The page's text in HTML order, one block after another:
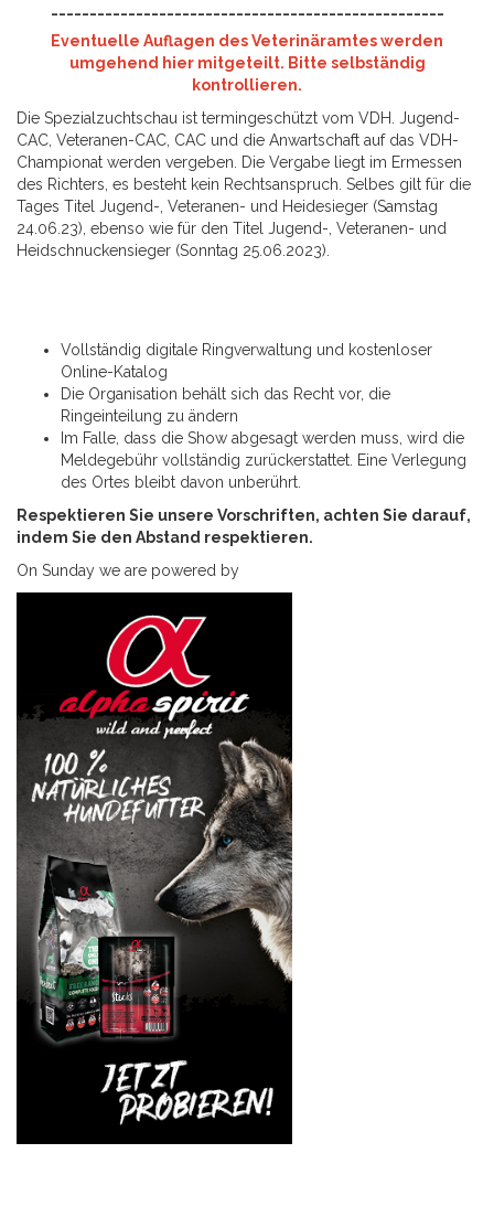
Eventuelle Auflagen des Veterinäramtes werden
umgehend hier mitgeteilt. Bitte selbständig
kontrollieren.
Die Spezialzuchtschau ist termingeschützt vom VDH. Jugend-
CAC, Veteranen-CAC, CAC und die Anwartschaft auf das VDH-
Championat werden vergeben. Die Vergabe liegt im Ermessen
des Richters, es besteht kein Rechtsanspruch. Selbes gilt für die
Tages Titel Jugend-, Veteranen- und Heidesieger (Samstag
24.06.23), ebenso wie für den Titel Jugend-, Veteranen- und
Heidschnuckensieger (Sonntag 25.06.2023).
Vollständig digitale Ringverwaltung und kostenloser
Online-Katalog
Die Organisation behält sich das Recht vor, die
Ringeinteilung zu ändern
Im Falle, dass die Show abgesagt werden muss, wird die
Meldegebühr vollständig zurückerstattet. Eine Verlegung
des Ortes bleibt davon unberührt.
Respektieren Sie unsere Vorschriften, achten Sie darauf,
indem Sie den Abstand respektieren.
On Sunday we are powered by